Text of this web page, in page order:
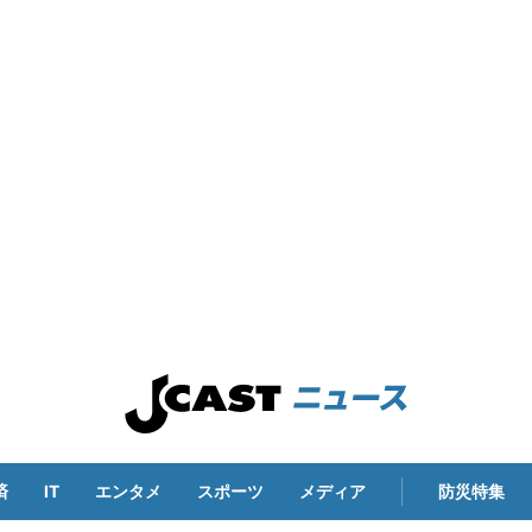
IT エンタメ スポーツ メディア 防災特集